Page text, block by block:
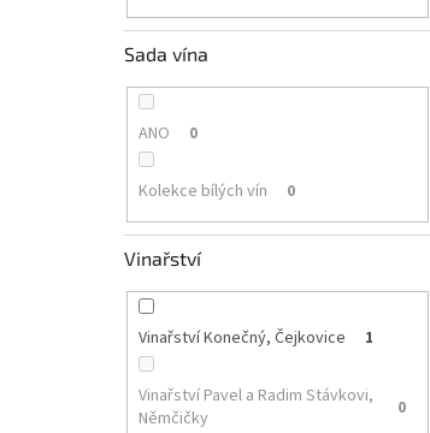
Sada vína
ANO 0
Kolekce bílých vín 0
Vinařství
Vinařství Konečný, Čejkovice 1
Vinařství Pavel a Radim Stávkovi,
Němčičky
0